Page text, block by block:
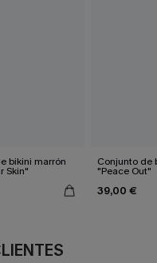
bikini marrón
Skin"
Conjunto de
"Peace Out"
39,00 €